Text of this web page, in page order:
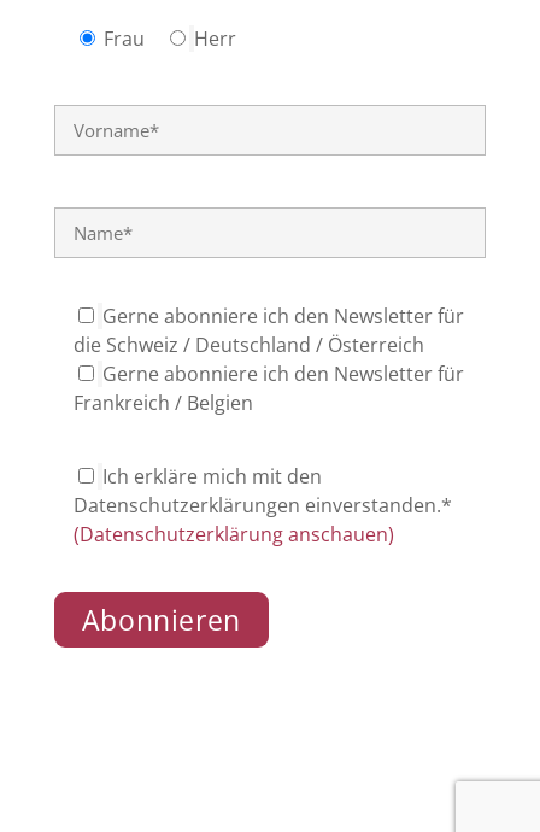
Frau Herr
Gerne abonniere ich den Newsletter für
die Schweiz / Deutschland / Österreich
Gerne abonniere ich den Newsletter für
Frankreich / Belgien
Ich erkläre mich mit den
Datenschutzerklärungen einverstanden.*
(Datenschutzerklärung anschauen)